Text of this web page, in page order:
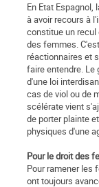
En Etat
à avoir recours à
constitue un recul
des femmes.
réactionnaires et
faire entendre. Le
d'une loi
cas de viol ou de
scélérate vient
de porter plainte
physiques d'une
Pour le droit des
Pour ramener les
ont toujours